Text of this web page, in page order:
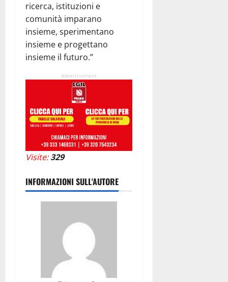
ricerca, istituzioni e
comunità imparano
insieme, sperimentano
insieme e progettano
insieme il futuro.”
Advertisement
Visite:329
INFORMAZIONI SULL'AUTORE